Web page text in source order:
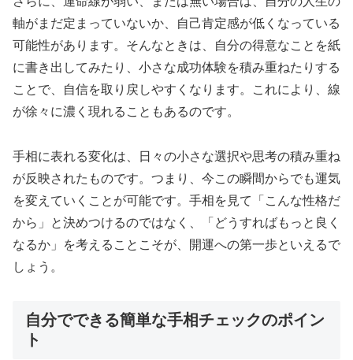
軸がまだ定まっていないか、自己肯定感が低くなっている
可能性があります。そんなときは、自分の得意なことを紙
に書き出してみたり、小さな成功体験を積み重ねたりする
ことで、自信を取り戻しやすくなります。これにより、線
が徐々に濃く現れることもあるのです。
手相に表れる変化は、日々の小さな選択や思考の積み重ね
が反映されたものです。つまり、今この瞬間からでも運気
を変えていくことが可能です。手相を見て「こんな性格だ
から」と決めつけるのではなく、「どうすればもっと良く
なるか」を考えることこそが、開運への第一歩といえるで
しょう。
自分でできる簡単な手相チェックのポイン
ト